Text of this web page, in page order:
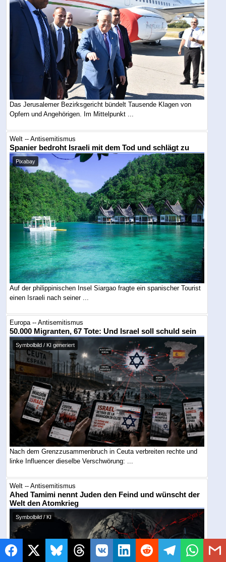
Das Jerusalemer Bezirksgericht bündelt Tausende Klagen von
Opfern und Angehörigen. Im Mittelpunkt ...
Welt -- Antisemitismus
Spanier bedroht Israeli mit dem Tod und schlägt zu
Pixabay
Auf der philippinischen Insel Siargao fragte ein spanischer Tourist
einen Israeli nach seiner ...
Europa -- Antisemitismus
50.000 Migranten, 67 Tote: Und Israel soll schuld sein
Symbolbild / KI generiert
Nach dem Grenzzusammenbruch in Ceuta verbreiten rechte und
linke Influencer dieselbe Verschwörung: ...
Welt -- Antisemitismus
Ahed Tamimi nennt Juden den Feind und wünscht der
Welt den Atomkrieg
Symbolbild / KI